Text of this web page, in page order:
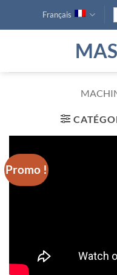
Français
Promo !